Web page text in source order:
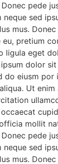
Donec pede
sed
mus.
eu, pretium
ligula eget
dolor
do eiusm
Ut enim
mollit
Donec pede
sed
mus.